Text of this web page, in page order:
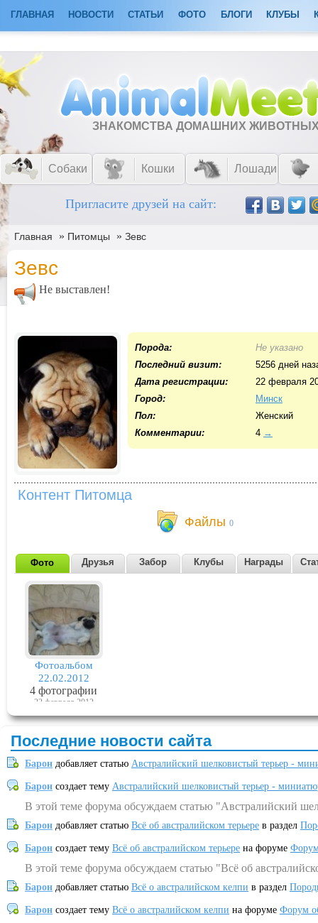
ГЛАВНАЯ НОВОСТИ СТАТЬИ ФОТО БЛОГИ КЛУБЫ
ЗНАКОМСТВА ДОМАШНИХ
Собаки Кошки Лошади
Пригласите друзей на сайт:
Главная » Питомцы » Зевс
Зевс
Не выставлен!
Порода:
Не указано
Последний визит:
5256 дней
Дата регистрации:
22 февраля
Город:
Минск
Пол:
Женский
Комментарии:
4 →
Контент Питомца
Файлы 0
Фото Друзья Забор Клубы Награды
Фотоальбом
22.02.2012
4 фотографии
22 февраля 2012
Последние новости сайта
Барон добавляет статью Австралийский шелковистый терьер -
Барон создает тему Австралийский шелковистый терьер -
В этой теме форума обсуждаем статью "Австралийский
Барон добавляет статью Всё об австралийском терьере в раздел
Барон создает тему Всё об австралийском терьере на форуме
В этой теме форума обсуждаем статью "Всё об
Барон добавляет статью Всё о австралийском келпи в раздел
Барон создает тему Всё о австралийском келпи на форуме Форум